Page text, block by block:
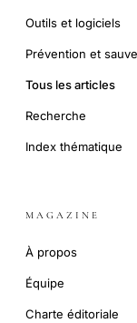
Outils et logiciels
Prévention et
Tous les articles
Recherche
Index thématique
MAGAZINE
À propos
Équipe
Charte éditoriale